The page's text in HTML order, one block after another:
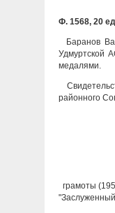
Ф. 1568, 20
Баранов
Удмуртской
медалями.
районного
грамоты